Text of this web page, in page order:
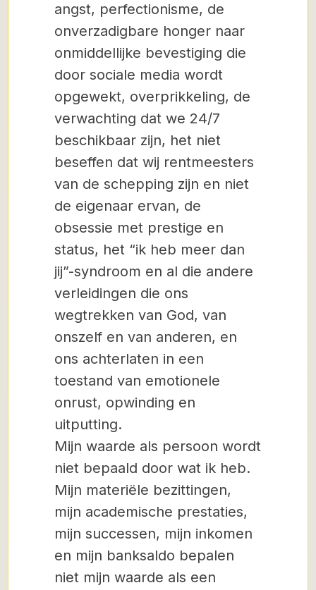
angst, perfectionisme, de
onverzadigbare honger naar
onmiddellijke bevestiging die
door sociale media wordt
opgewekt, overprikkeling, de
verwachting dat we 24/7
beschikbaar zijn, het niet
beseffen dat wij rentmeesters
van de schepping zijn en niet
de eigenaar ervan, de
obsessie met prestige en
status, het “ik heb meer dan
jij”-syndroom en al die andere
verleidingen die ons
wegtrekken van God, van
onszelf en van anderen, en
ons achterlaten in een
toestand van emotionele
onrust, opwinding en
uitputting.
Mijn waarde als persoon wordt
niet bepaald door wat ik heb.
Mijn materiële bezittingen,
mijn academische prestaties,
mijn successen, mijn inkomen
en mijn banksaldo bepalen
niet mijn waarde als een